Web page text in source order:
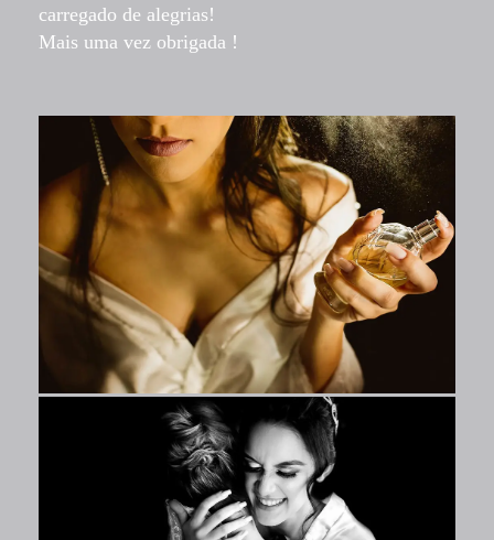
carregado de alegrias!
Mais uma vez obrigada !